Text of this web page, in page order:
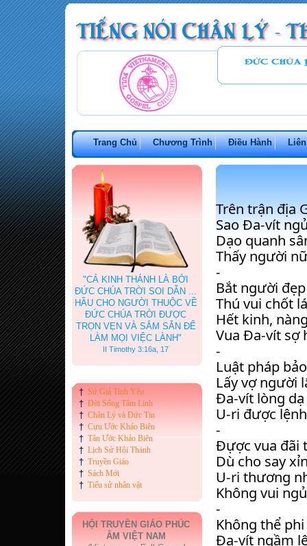
Trang Chủ Chương Trình Điều Hành
"CẢ KINH THÁNH LÀ BỞI
ĐỨC CHÚA TRỜI SOI DẪN ...
HẦU CHO NGƯỜI THUỘC VỀ
ĐỨC CHÚA TRỜI ĐƯỢC
TRỌN VẸN VÀ SẮM SẴN ĐỂ
LÀM MỌI VIỆC LÀNH"
II Timothy 3:16a, 17
† Sứ Giả Tình Yêu
† Đời Sống Tâm Linh
† Chân Lý và Đức Tin
† Cựu Ước Khảo Biên
† Tân Ước Khảo Biên
† Lịch Sử Hội Thánh
† Truyền Giáo
† Sách Mới
† Tiểu sử nhân vật
HỘI TRUYỀN GIÁO PHÚC
ÂM VIỆT NAM
Trên trận địa
Sao Đa-vít
Dạo quanh
Thấy người
-
Bắt người
Thú vui chốt
Hết kinh,
Vua Đa-vít sợ
-
Luật pháp
Lấy vợ người
Đa-vít lòng
U-ri được
-
Đựợc vua đãi
Dù cho say
U-ri thương
Không vui
-
Không thể
Đa-vít ngầm